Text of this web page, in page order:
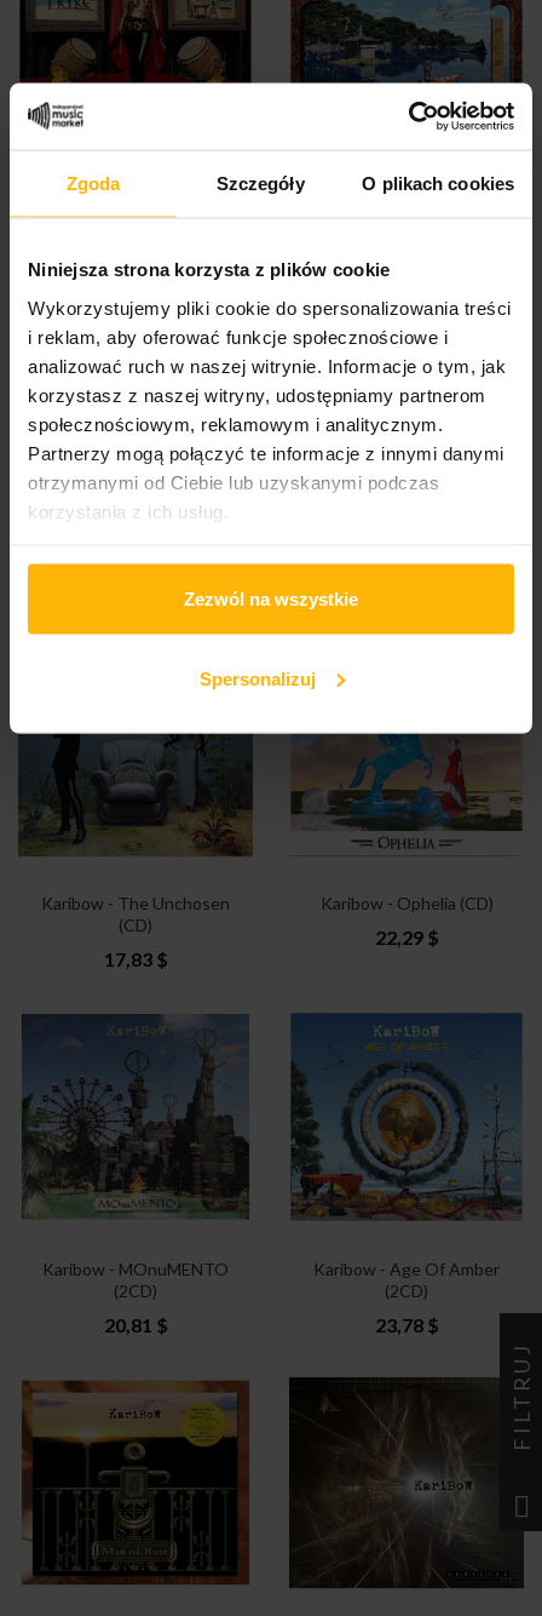
Zgoda Szczegóły O plikach cookies
Niniejsza strona korzysta z plików cookie
Wykorzystujemy pliki cookie do spersonalizowania treści
i reklam, aby oferować funkcje społecznościowe i
analizować ruch w naszej witrynie. Informacje o tym, jak
korzystasz z naszej witryny, udostępniamy partnerom
społecznościowym, reklamowym i analitycznym.
Partnerzy mogą połączyć te informacje z innymi danymi
otrzymanymi od Ciebie lub uzyskanymi podczas
korzystania z ich usług.
Zezwól na wszystkie
Spersonalizuj
(2CD)
Deeper (CD)
Foe Rebirth (CD)
Xtended (2CD)
Karibow - The Unchosen
(CD)
17,83 $
Karibow - Ophelia (CD)
22,29 $
Karibow - MOnuMENTO
(2CD)
20,81 $
Karibow - Age Of Amber
(2CD)
23,78 $
FILTRUJ